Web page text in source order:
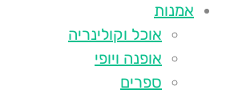
אמנות
אוכל וקולינריה
אופנה ויופי
ספרים